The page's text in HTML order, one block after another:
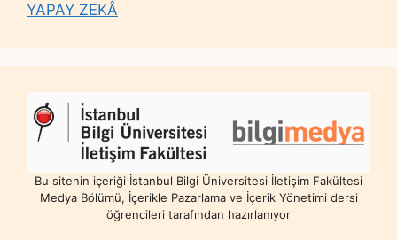
YAPAY ZEKÂ
Bu sitenin içeriği İstanbul Bilgi Üniversitesi İletişim Fakültesi
Medya Bölümü, İçerikle Pazarlama ve İçerik Yönetimi dersi
öğrencileri tarafından hazırlanıyor